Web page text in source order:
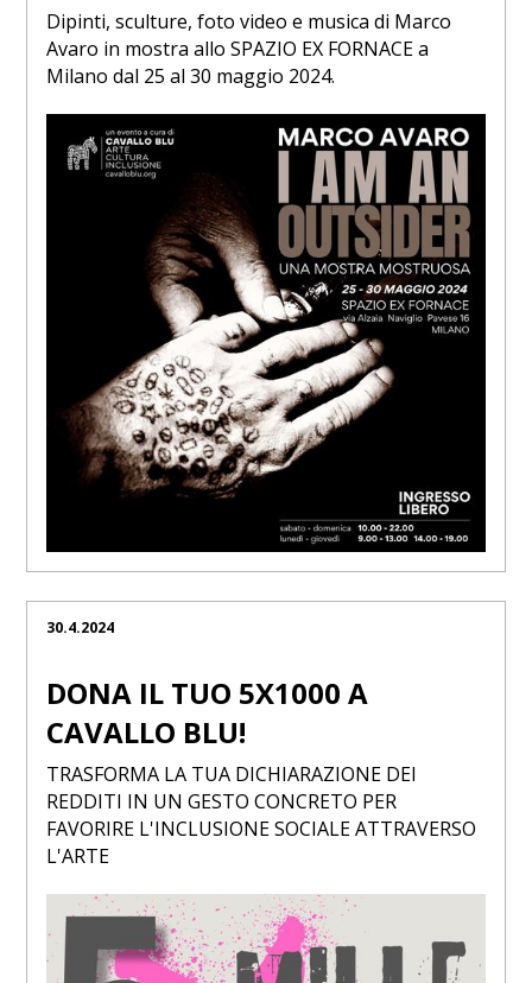
Dipinti, sculture, foto video e musica di Marco
Avaro in mostra allo SPAZIO EX FORNACE a
Milano dal 25 al 30 maggio 2024.
30.4.2024
DONA IL TUO 5X1000 A
CAVALLO BLU!
TRASFORMA LA TUA DICHIARAZIONE DEI
REDDITI IN UN GESTO CONCRETO PER
FAVORIRE L'INCLUSIONE SOCIALE ATTRAVERSO
L'ARTE